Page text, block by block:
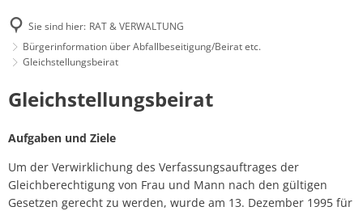
Sie sind hier: RAT & VERWALTUNG
Bürgerinformation über Abfallbeseitigung/Beirat etc.
Gleichstellungsbeirat
Gleichstellungsbeirat
Gleichstellungsbeirat
Aufgaben und Ziele
Um der Verwirklichung des Verfassungsauftrages der
Gleichberechtigung von Frau und Mann nach den gültigen
Gesetzen gerecht zu werden, wurde am 13. Dezember 1995 für